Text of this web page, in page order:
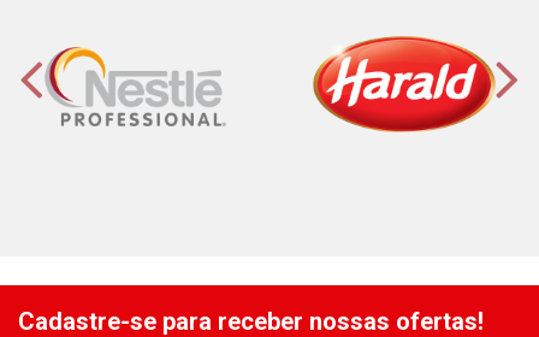
Cadastre-se para receber nossas ofertas!